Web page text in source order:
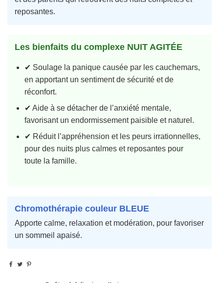
reposantes.
Les bienfaits du complexe NUIT AGITÉE
✔ Soulage la panique causée par les cauchemars,
en apportant un sentiment de sécurité et de
réconfort.
✔ Aide à se détacher de l’anxiété mentale,
favorisant un endormissement paisible et naturel.
✔ Réduit l’appréhension et les peurs irrationnelles,
pour des nuits plus calmes et reposantes pour
toute la famille.
Chromothérapie couleur BLEUE
Apporte calme, relaxation et modération, pour favoriser
un sommeil apaisé.